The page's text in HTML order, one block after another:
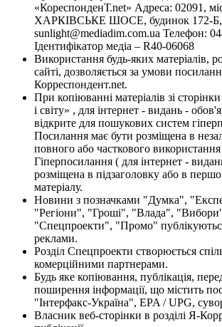
«КореспонденТ.net» Адреса: 02091,
ХАРКІВСЬКЕ ШОСЕ, будинок 172-Б,
sunlight@mediadim.com.ua Телефон:
Ідентифікатор медіа – R40-06068
Використання будь-яких матеріалів,
сайті, дозволяється за умови
Корреспондент.net.
При копіюванні матеріалів зі
і світу» , для інтернет - видань -
відкрите для пошукових систем
Посилання має бути розміщена в
повного або часткового використання
Гіперпосилання ( для інтернет -
розміщена в підзаголовку або в
матеріалу.
Новини з позначками "Думка",
"Регіони", "Гроші", "Влада",
"Спецпроекти", "Промо"
реклами.
Розділ Спецпроекти створюється
комерційними партнерами.
Будь яке копіювання, публікація,
поширення інформації, що містить
"Інтерфакс-Україна", EPA / UPG,
Власник веб-сторінки в розділі Я-